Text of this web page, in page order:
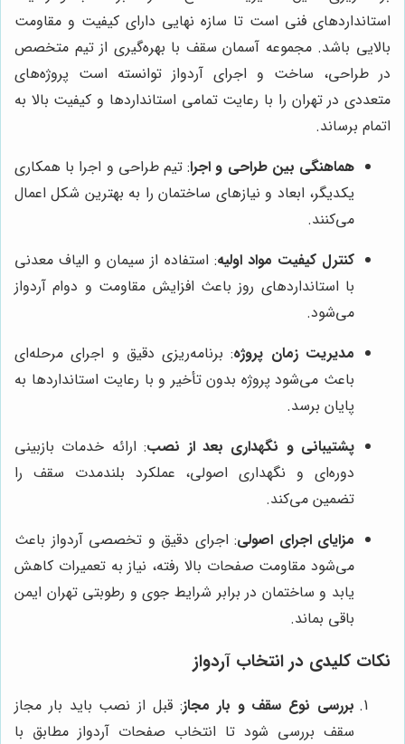
استانداردهای فنی است تا سازه نهایی دارای کیفیت و مقاومت
بالایی باشد. مجموعه آسمان سقف با بهره‌گیری از تیم متخصص
در طراحی، ساخت و اجرای آردواز توانسته است پروژه‌های
متعددی در تهران را با رعایت تمامی استانداردها و کیفیت بالا به
اتمام برساند.
هماهنگی بین طراحی و اجرا: تیم طراحی و اجرا با همکاری
یکدیگر، ابعاد و نیازهای ساختمان را به بهترین شکل اعمال
می‌کنند.
کنترل کیفیت مواد اولیه: استفاده از سیمان و الیاف معدنی
با استانداردهای روز باعث افزایش مقاومت و دوام آردواز
می‌شود.
مدیریت زمان پروژه: برنامه‌ریزی دقیق و اجرای مرحله‌ای
باعث می‌شود پروژه بدون تأخیر و با رعایت استانداردها به
پایان برسد.
پشتیبانی و نگهداری بعد از نصب: ارائه خدمات بازبینی
دوره‌ای و نگهداری اصولی، عملکرد بلندمدت سقف را
تضمین می‌کند.
مزایای اجرای اصولی: اجرای دقیق و تخصصی آردواز باعث
می‌شود مقاومت صفحات بالا رفته، نیاز به تعمیرات کاهش
یابد و ساختمان در برابر شرایط جوی و رطوبتی تهران ایمن
باقی بماند.
نکات کلیدی در انتخاب آردواز
بررسی نوع سقف و بار مجاز: قبل از نصب باید بار مجاز
سقف بررسی شود تا انتخاب صفحات آردواز مطابق با